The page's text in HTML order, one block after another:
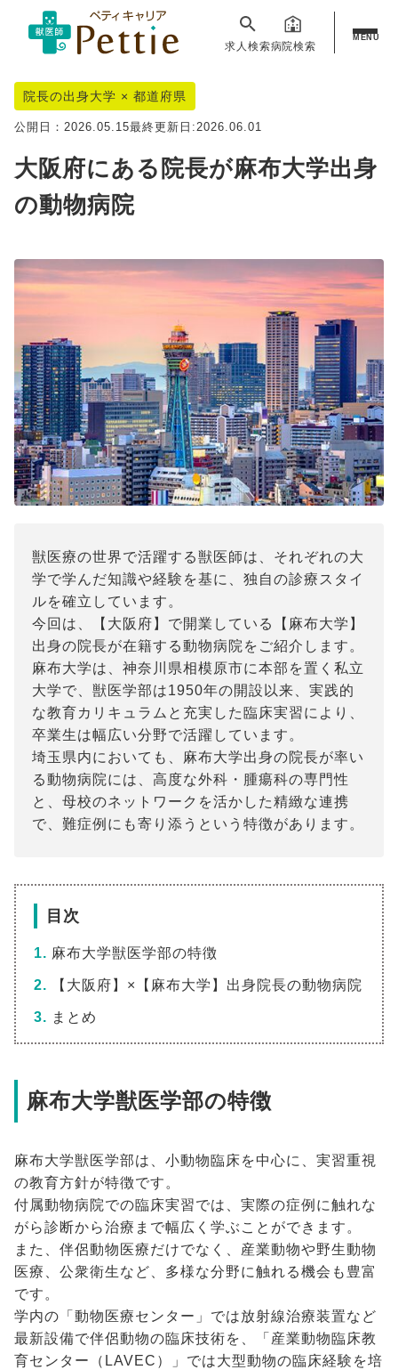
求人検索病院検索
MENU
院長の出身大学 × 都道府県
公開日： 2026.05.15最終更新日:2026.06.01
大阪府にある院長が麻布大学出身
の動物病院
獣医療の世界で活躍する獣医師は、それぞれの大
学で学んだ知識や経験を基に、独自の診療スタイ
ルを確立しています。
今回は、【大阪府】で開業している【麻布大学】
出身の院長が在籍する動物病院をご紹介します。
麻布大学は、神奈川県相模原市に本部を置く私立
大学で、獣医学部は1950年の開設以来、実践的
な教育カリキュラムと充実した臨床実習により、
卒業生は幅広い分野で活躍しています。
埼玉県内においても、麻布大学出身の院長が率い
る動物病院には、高度な外科・腫瘍科の専門性
と、母校のネットワークを活かした精緻な連携
で、難症例にも寄り添うという特徴があります。
目次
麻布大学獣医学部の特徴
【大阪府】×【麻布大学】出身院長の動物病院
まとめ
麻布大学獣医学部の特徴
麻布大学獣医学部は、小動物臨床を中心に、実習重視
の教育方針が特徴です。
付属動物病院での臨床実習では、実際の症例に触れな
がら診断から治療まで幅広く学ぶことができます。
また、伴侶動物医療だけでなく、産業動物や野生動物
医療、公衆衛生など、多様な分野に触れる機会も豊富
です。
学内の「動物医療センター」では放射線治療装置など
最新設備で伴侶動物の臨床技術を、「産業動物臨床教
育センター（LAVEC）」では大型動物の臨床経験を培